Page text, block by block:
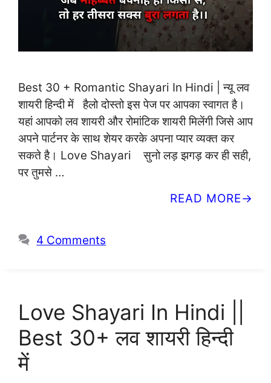
Best 30 + Romantic Shayari In Hindi | न्यू लव
शायरी हिन्दी में हैलो दोस्तो इस पेज पर आपका स्वागत है।
यहां आपको लव शायरी और रोमांटिक शायरी मिलेंगी जिसे आप
अपने पार्टनर के साथ शेयर करके अपना प्यार व्यक्त कर
सकते है। Love Shayari सुनो लड़ झगड़ कर ही सही,
पर तुमसे …
READ MORE
4 Comments
Love Shayari In Hindi ||
Best 30+ लव शायरी हिन्दी
में